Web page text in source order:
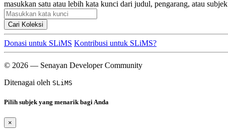
masukkan satu atau lebih kata kunci dari judul, pengarang, atau subjek
Cari Koleksi
Donasi untuk SLiMS Kontribusi untuk SLiMS?
© 2026 — Senayan Developer Community
Ditenagai oleh SLiMS
Pilih subjek yang menarik bagi Anda
×